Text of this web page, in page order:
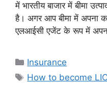
में भारतीय बाजार में बीमा
है। अगर आप बीमा में अपना
एलआईसी एजेंट के रूप में
Categories
Insurance
Tags
How to become